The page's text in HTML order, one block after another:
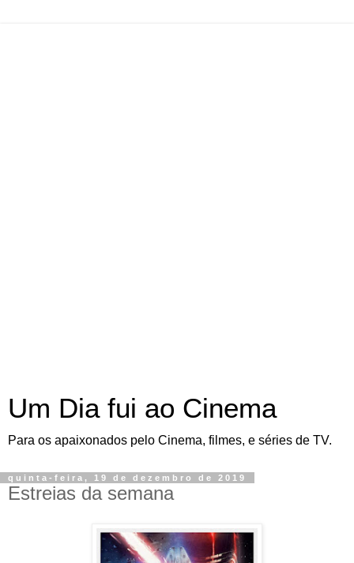
Um Dia fui ao Cinema
Para os apaixonados pelo Cinema, filmes, e séries de TV.
quinta-feira, 19 de dezembro de 2019
Estreias da semana